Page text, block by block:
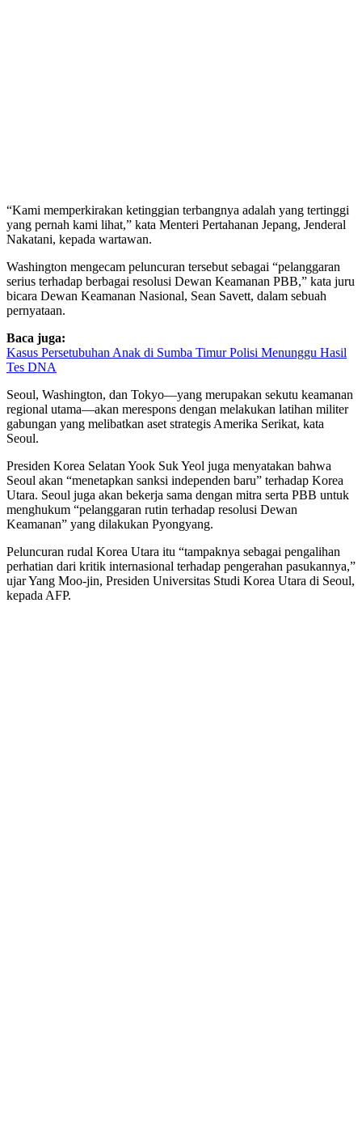
“Kami memperkirakan ketinggian terbangnya adalah yang tertinggi
yang pernah kami lihat,” kata Menteri Pertahanan Jepang, Jenderal
Nakatani, kepada wartawan.
Washington mengecam peluncuran tersebut sebagai “pelanggaran
serius terhadap berbagai resolusi Dewan Keamanan PBB,” kata juru
bicara Dewan Keamanan Nasional, Sean Savett, dalam sebuah
pernyataan.
Baca juga:
Kasus Persetubuhan Anak di Sumba Timur Polisi Menunggu Hasil
Tes DNA
Seoul, Washington, dan Tokyo—yang merupakan sekutu keamanan
regional utama—akan merespons dengan melakukan latihan militer
gabungan yang melibatkan aset strategis Amerika Serikat, kata
Seoul.
Presiden Korea Selatan Yook Suk Yeol juga menyatakan bahwa
Seoul akan “menetapkan sanksi independen baru” terhadap Korea
Utara. Seoul juga akan bekerja sama dengan mitra serta PBB untuk
menghukum “pelanggaran rutin terhadap resolusi Dewan
Keamanan” yang dilakukan Pyongyang.
Peluncuran rudal Korea Utara itu “tampaknya sebagai pengalihan
perhatian dari kritik internasional terhadap pengerahan pasukannya,”
ujar Yang Moo-jin, Presiden Universitas Studi Korea Utara di Seoul,
kepada AFP.